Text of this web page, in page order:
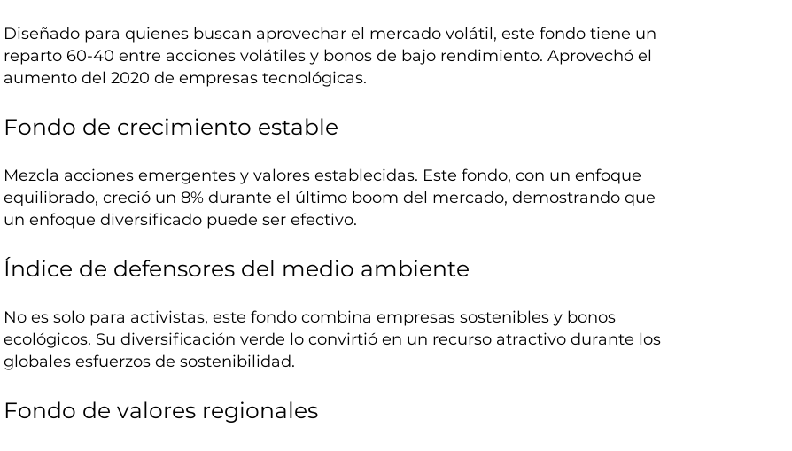
Diseñado para quienes buscan aprovechar el mercado volátil, este fondo tiene un
reparto 60-40 entre acciones volátiles y bonos de bajo rendimiento. Aprovechó el
aumento del 2020 de empresas tecnológicas.
Fondo de crecimiento estable
Mezcla acciones emergentes y valores establecidas. Este fondo, con un enfoque
equilibrado, creció un 8% durante el último boom del mercado, demostrando que
un enfoque diversificado puede ser efectivo.
Índice de defensores del medio ambiente
No es solo para activistas, este fondo combina empresas sostenibles y bonos
ecológicos. Su diversificación verde lo convirtió en un recurso atractivo durante los
globales esfuerzos de sostenibilidad.
Fondo de valores regionales